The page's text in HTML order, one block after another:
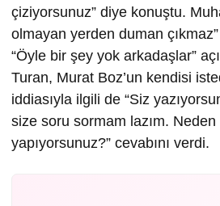
çiziyorsunuz” diye konuştu.
olmayan yerden duman
“Öyle bir şey yok arkadaşlar”
Turan, Murat Boz’un kendisi
iddiasıyla ilgili de “Siz
size soru sormam lazım.
yapıyorsunuz?” cevabını verdi.